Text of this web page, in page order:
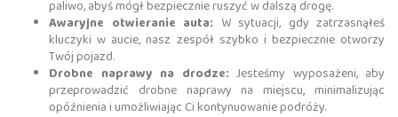
paliwo, abyś mógł bezpiecznie ruszyć w dalszą drogę.
Awaryjne otwieranie auta: W sytuacji, gdy zatrzasnąłeś
kluczyki w aucie, nasz zespół szybko i bezpiecznie otworzy
Twój pojazd.
Drobne naprawy na drodze: Jesteśmy wyposażeni, aby
przeprowadzić drobne naprawy na miejscu, minimalizując
opóźnienia i umożliwiając Ci kontynuowanie podróży.